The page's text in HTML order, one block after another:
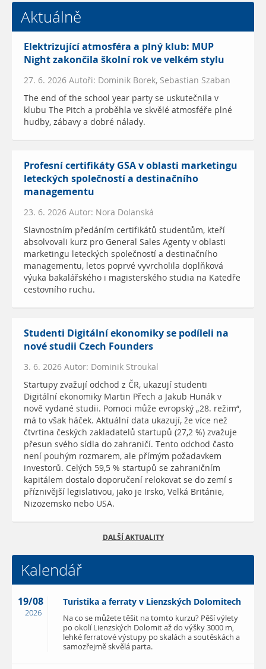
Aktuálně
Elektrizující atmosféra a plný klub: MUP
Night zakončila školní rok ve velkém stylu
27. 6. 2026 Autoři: Dominik Borek, Sebastian Szaban
The end of the school year party se uskutečnila v
klubu The Pitch a proběhla ve skvělé atmosféře plné
hudby, zábavy a dobré nálady.
Profesní certifikáty GSA v oblasti marketingu
leteckých společností a destinačního
managementu
23. 6. 2026 Autor: Nora Dolanská
Slavnostním předáním certifikátů studentům, kteří
absolvovali kurz pro General Sales Agenty v oblasti
marketingu leteckých společností a destinačního
managementu, letos poprvé vyvrcholila doplňková
výuka bakalářského i magisterského studia na Katedře
cestovního ruchu.
Studenti Digitální ekonomiky se podíleli na
nové studii Czech Founders
3. 6. 2026 Autor: Dominik Stroukal
Startupy zvažují odchod z ČR, ukazují studenti
Digitální ekonomiky Martin Přech a Jakub Hunák v
nově vydané studii. Pomoci může evropský „28. režim“,
má to však háček. Aktuální data ukazují, že více než
čtvrtina českých zakladatelů startupů (27,2 %) zvažuje
přesun svého sídla do zahraničí. Tento odchod často
není pouhým rozmarem, ale přímým požadavkem
investorů. Celých 59,5 % startupů se zahraničním
kapitálem dostalo doporučení relokovat se do zemí s
příznivější legislativou, jako je Irsko, Velká Británie,
Nizozemsko nebo USA.
DALŠÍ AKTUALITY
Kalendář
19/08
2026
Turistika a ferraty v Lienzských Dolomitech
Na co se můžete těšit na tomto kurzu? Pěší výlety
po okolí Lienzských Dolomit až do výšky 3000 m,
lehké ferratové výstupy po skalách a soutěskách a
samozřejmě skvělá parta.